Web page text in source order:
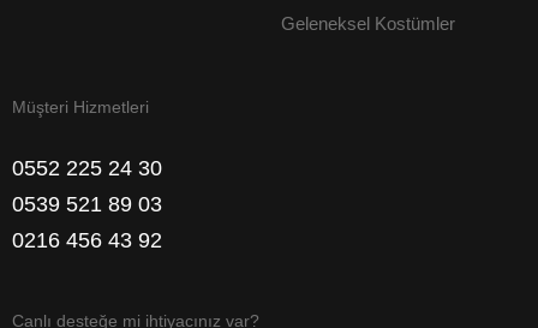
Geleneksel Kostümler
Müşteri Hizmetleri
0552 225 24 30
0539 521 89 03
0216 456 43 92
Canlı desteğe mi ihtiyacınız var?